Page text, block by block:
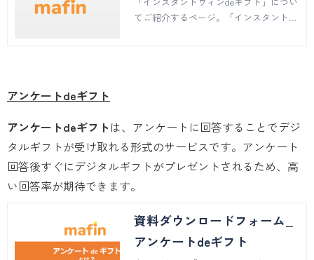
てご紹介するページ。「インスタントウ
アンケートdeギフト
アンケートdeギフトは、アンケートに回答することでデジ
タルギフトが受け取れる形式のサービスです。アンケート
回答後すぐにデジタルギフトがプレゼントされるため、高
い回答率が期待できます。
資料ダウンロードフォーム_
アンケートdeギフト